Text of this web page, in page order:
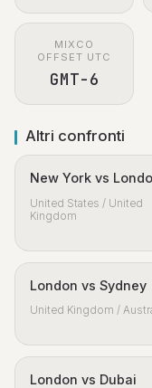
MIXCO
OFFSET UTC
GMT-6
Altri confronti
New York vs
United States / United
Kingdom
London vs Sydney
United Kingdom /
London vs Dubai